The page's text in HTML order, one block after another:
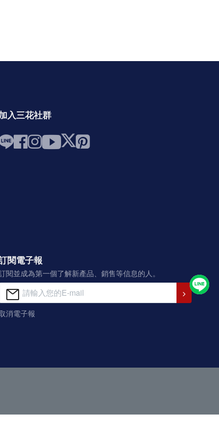
入三花社群
閱電子報
閱並成為第一個了解新產品、銷售等信息的人。
消電子報